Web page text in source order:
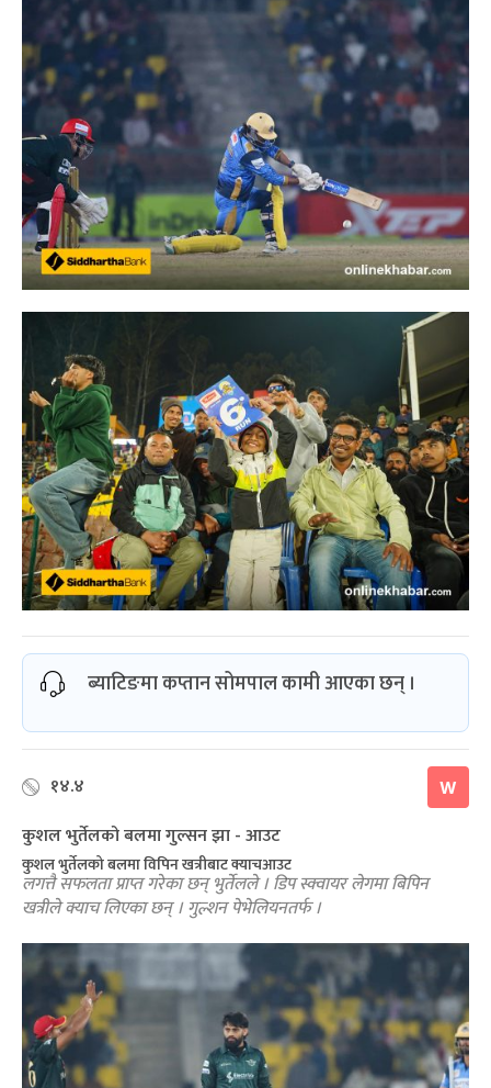
ब्याटिङमा कप्तान सोमपाल कामी आएका छन् ।
१४.४ W
कुशल भुर्तेलको बलमा गुल्सन झा - आउट
कुशल भुर्तेलको बलमा विपिन खत्रीबाट क्याचआउट
लगत्तै सफलता प्राप्त गरेका छन् भुर्तेलले । डिप स्क्वायर लेगमा बिपिन
खत्रीले क्याच लिएका छन् । गुल्शन पेभेलियनतर्फ ।